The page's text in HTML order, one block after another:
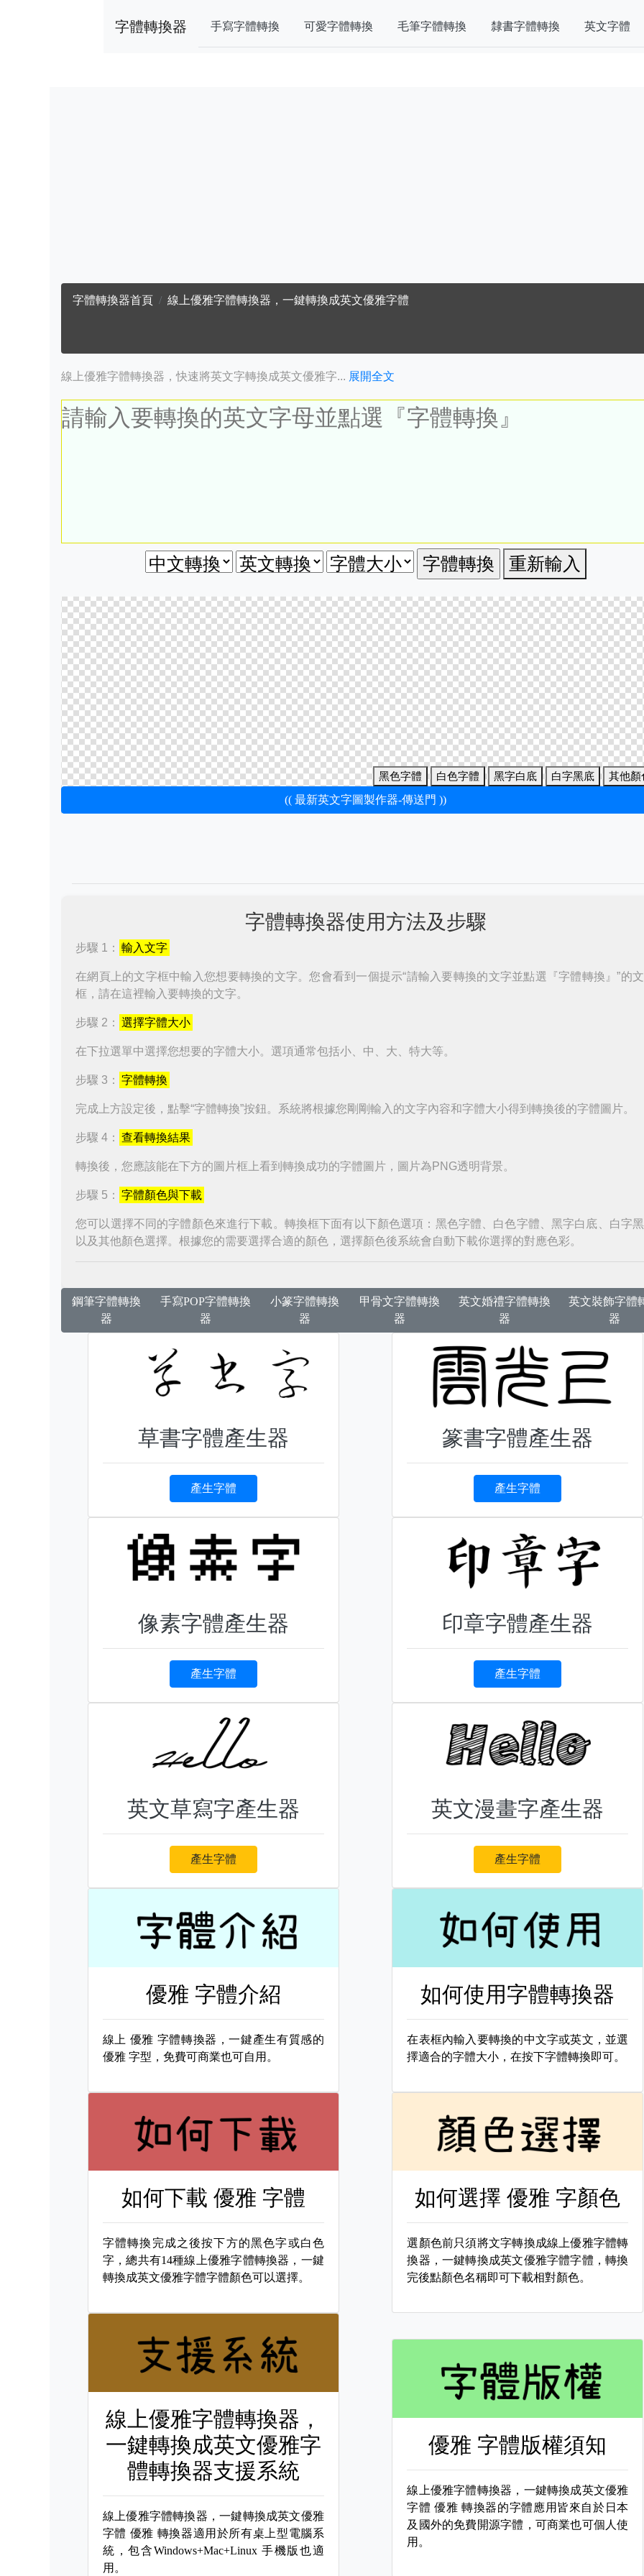
字體轉換器 手寫字體轉換 可愛字體轉換 毛筆字體轉換 隸書字體轉換 英文字體
字體轉換器首頁 線上優雅字體轉換器，一鍵轉換成英文優雅字體
線上優雅字體轉換器，快速將英文字轉換成英文優雅字... 展開全文
重新輸入
黑色字體 白色字體 黑字白底 白字黑底 其他
(( 最新英文字圖製作器-傳送門 ))
字體轉換器使用方法及步驟
步驟 1： 輸入文字
在網頁上的文字框中輸入您想要轉換的文字。您會看到一個提示“請輸入要轉換的文字並點選『字體轉換』”的
框，請在這裡輸入要轉換的文字。
步驟 2： 選擇字體大小
在下拉選單中選擇您想要的字體大小。選項通常包括小、中、大、特大等。
步驟 3： 字體轉換
完成上方設定後，點擊“字體轉換”按鈕。系統將根據您剛剛輸入的文字內容和字體大小得到轉換後的字體圖片。
步驟 4： 查看轉換結果
轉換後，您應該能在下方的圖片框上看到轉換成功的字體圖片，圖片為PNG透明背景。
步驟 5： 字體顏色與下載
您可以選擇不同的字體顏色來進行下載。轉換框下面有以下顏色選項：黑色字體、白色字體、黑字白底、白字
以及其他顏色選擇。根據您的需要選擇合適的顏色，選擇顏色後系統會自動下載你選擇的對應色彩。
鋼筆字體轉換
器
手寫POP字體轉換
器
小篆字體轉換
器
甲骨文字體轉換
器
英文婚禮字體轉換
器
英文裝飾字體
器
草書字體產生器
產生字體
篆書字體產生器
產生字體
像素字體產生器
產生字體
印章字體產生器
產生字體
英文草寫字產生器
產生字體
英文漫畫字產生器
產生字體
優雅 字體介紹
線上 優雅 字體轉換器，一鍵產生有質感的
優雅 字型，免費可商業也可自用。
如何使用字體轉換器
在表框內輸入要轉換的中文字或英文，並選
擇適合的字體大小，在按下字體轉換即可。
如何下載 優雅 字體
字體轉換完成之後按下方的黑色字或白色
字，總共有14種線上優雅字體轉換器，一鍵
轉換成英文優雅字體字體顏色可以選擇。
如何選擇優雅 字顏色
選顏色前只須將文字轉換成線上優雅字體轉
換器，一鍵轉換成英文優雅字體字體，轉換
完後點顏色名稱即可下載相對顏色。
線上優雅字體轉換器，
一鍵轉換成英文優雅字
體轉換器支援系統
線上優雅字體轉換器，一鍵轉換成英文優雅
字體 優雅 轉換器適用於所有桌上型電腦系
統，包含Windows+Mac+Linux 手機版也適
用。
優雅 字體版權須知
線上優雅字體轉換器，一鍵轉換成英文優雅
字體優雅 轉換器的字體應用皆來自於日本
及國外的免費開源字體，可商業也可個人使
用。